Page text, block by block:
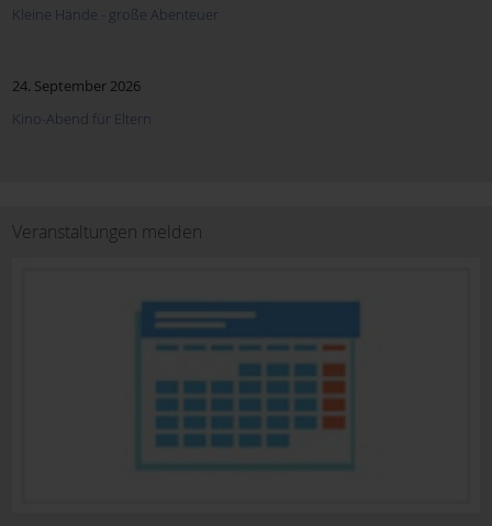
Kleine Hände - große Abenteuer
24. September 2026
Kino-Abend für Eltern
Veranstaltungen melden